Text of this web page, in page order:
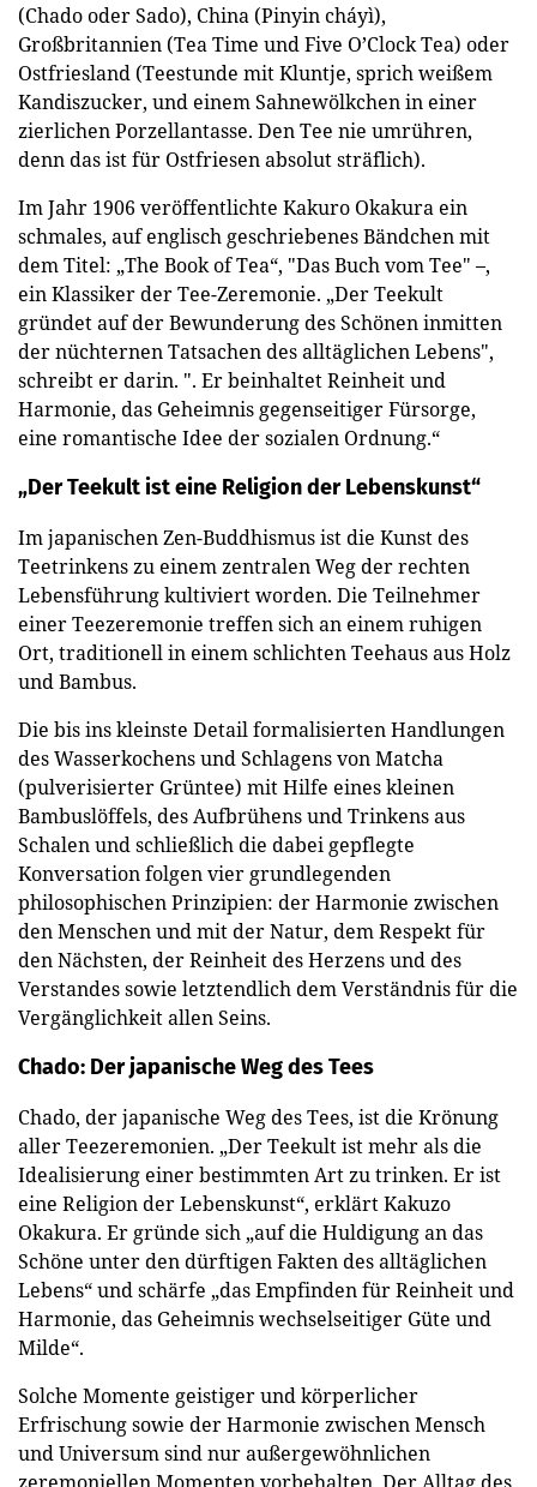
(Chado oder Sado), China (Pinyin cháyì),
Großbritannien (Tea Time und Five O’Clock Tea) oder
Ostfriesland (Teestunde mit Kluntje, sprich weißem
Kandiszucker, und einem Sahnewölkchen in einer
zierlichen Porzellantasse. Den Tee nie umrühren,
denn das ist für Ostfriesen absolut sträflich).
Im Jahr 1906 veröffentlichte Kakuro Okakura ein
schmales, auf englisch geschriebenes Bändchen mit
dem Titel: „The Book of Tea“, "Das Buch vom Tee" –,
ein Klassiker der Tee-Zeremonie. „Der Teekult
gründet auf der Bewunderung des Schönen inmitten
der nüchternen Tatsachen des alltäglichen Lebens",
schreibt er darin. ". Er beinhaltet Reinheit und
Harmonie, das Geheimnis gegenseitiger Fürsorge,
eine romantische Idee der sozialen Ordnung.“
„Der Teekult ist eine Religion der Lebenskunst“
Im japanischen Zen-Buddhismus ist die Kunst des
Teetrinkens zu einem zentralen Weg der rechten
Lebensführung kultiviert worden. Die Teilnehmer
einer Teezeremonie treffen sich an einem ruhigen
Ort, traditionell in einem schlichten Teehaus aus Holz
und Bambus.
Die bis ins kleinste Detail formalisierten Handlungen
des Wasserkochens und Schlagens von Matcha
(pulverisierter Grüntee) mit Hilfe eines kleinen
Bambuslöffels, des Aufbrühens und Trinkens aus
Schalen und schließlich die dabei gepflegte
Konversation folgen vier grundlegenden
philosophischen Prinzipien: der Harmonie zwischen
den Menschen und mit der Natur, dem Respekt für
den Nächsten, der Reinheit des Herzens und des
Verstandes sowie letztendlich dem Verständnis für die
Vergänglichkeit allen Seins.
Chado: Der japanische Weg des Tees
Chado, der japanische Weg des Tees, ist die Krönung
aller Teezeremonien. „Der Teekult ist mehr als die
Idealisierung einer bestimmten Art zu trinken. Er ist
eine Religion der Lebenskunst“, erklärt Kakuzo
Okakura. Er gründe sich „auf die Huldigung an das
Schöne unter den dürftigen Fakten des alltäglichen
Lebens“ und schärfe „das Empfinden für Reinheit und
Harmonie, das Geheimnis wechselseitiger Güte und
Milde“.
Solche Momente geistiger und körperlicher
Erfrischung sowie der Harmonie zwischen Mensch
und Universum sind nur außergewöhnlichen